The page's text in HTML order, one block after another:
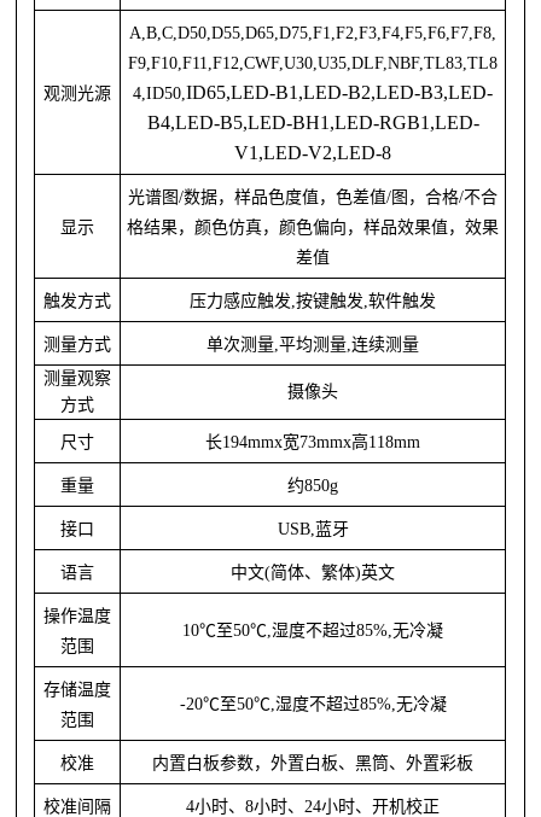
观测光源
A,B,C,D50,D55,D65,D75,F1,F2,F3,F4,F5,F6,F7,F8,
F9,F10,F11,F12,CWF,U30,U35,DLF,NBF,TL83,TL8
4,ID50, ID65,LED-B1,LED-B2,LED-B3,LED-
B4,LED-B5,LED-BH1,LED-RGB1,LED-
V1,LED-V2,LED-8
显示
光谱图/数据，样品色度值，色差值/图，合格/不合
格结果，颜色仿真，颜色偏向，样品效果值，效果
差值
触发方式 压力感应触发 ,按键触发,软件触发
测量方式 单次测量,平均测量,连续测量
测量观察
方式
摄像头
尺寸 长194mmx宽73mmx高118mm
重量 约850g
接口 USB,蓝牙
语言 中文(简体、繁体)英文
操作温度
范围
10℃至50℃,湿度不超过85%,无冷凝
存储温度
范围
-20℃至50℃,湿度不超过85%,无冷凝
校准 内置白板参数，外置白板、黑筒、外置彩板
校准间隔 4小时、8小时、24小时、开机校正